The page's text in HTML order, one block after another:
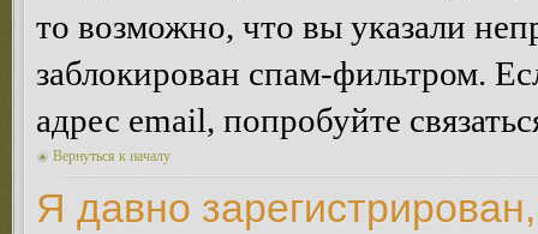
то возможно, что вы указали
заблокирован спам-фильтром.
адрес email, попробуйте
Вернуться к началу
Я давно